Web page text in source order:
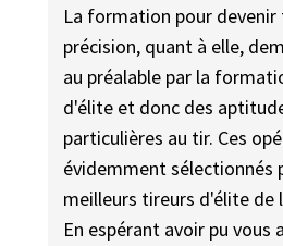
La formation pour
précision, quant à elle,
au préalable par la
d'élite et donc des
particulières au tir. Ces
évidemment sélectionnés
meilleurs tireurs d'élite de
En espérant avoir pu vous